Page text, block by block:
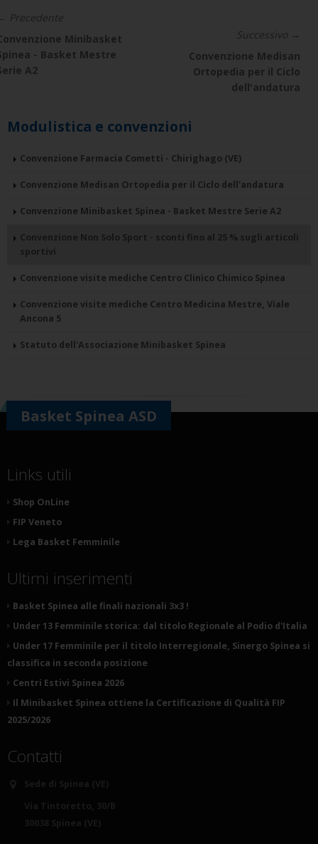
Precedente
Minibasket
- Basket Mestre
A2
Successivo →
Convenzione Medisan
Ortopedia per il Ciclo
dell'andatura
Modulistica e convenzioni
Convenzione Farmacia Cometti - Chirighago (VE)
Convenzione Medisan Ortopedia per il Ciclo dell'andatura
Convenzione Minibasket Spinea - Basket Mestre Serie A2
Convenzione Non Solo Sport - sconti fino al 25 % sugli articoli
sportivi
Convenzione visite mediche Centro Clinico Chimico Spinea
Convenzione visite mediche Centro Medicina Mestre, Viale
Ancona 5
Statuto dell'Associazione Minibasket Spinea
Basket Spinea ASD
Links utili
Shop OnLine
FIP Veneto
Lega Basket Femminile
Ultimi inserimenti
Basket Spinea alle finali nazionali 3x3 !
Under 13 Femminile storica: dal titolo Regionale al Podio d'Italia
Under 17 Femminile per il titolo Interregionale, Sinergo Spinea si
classifica in seconda posizione
Centri Estivi Spinea 2026
Il Minibasket Spinea ottiene la Certificazione di Qualità FIP
2025/2026
Contatti